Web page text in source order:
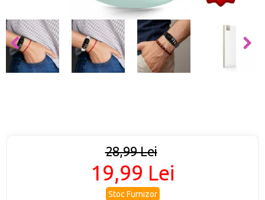
28,99 Lei
19,99 Lei
Stoc Furnizor